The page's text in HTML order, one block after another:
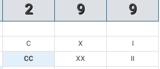
2 9 9
C X
I
CC XX
II